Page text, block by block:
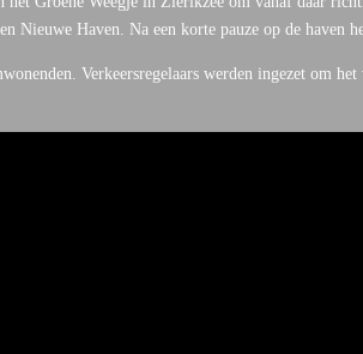
Nieuwe Haven. Na een korte pauze op de haven
Verkeersregelaars werden ingezet om